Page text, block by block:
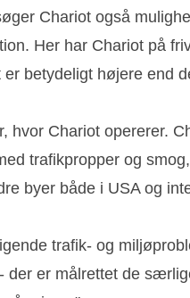
Chariot også
Her har Chariot på
betydeligt højere end
Chariot opererer.
trafikpropper og
byer både i USA og
trafik- og
der er målrettet de